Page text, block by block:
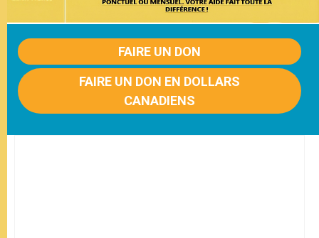
FAIRE UN DON
FAIRE UN DON EN DOLLARS
CANADIENS